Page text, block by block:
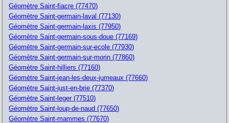
Géomètre Saint-fiacre (77470)
Géomètre Saint-germain-laval (77130)
Géomètre Saint-germain-laxis (77950)
Géomètre Saint-germain-sous-doue (77169)
Géomètre Saint-germain-sur-ecole (77930)
Géomètre Saint-germain-sur-morin (77860)
Géomètre Saint-hilliers (77160)
Géomètre Saint-jean-les-deux-jumeaux (77660)
Géomètre Saint-just-en-brie (77370)
Géomètre Saint-leger (77510)
Géomètre Saint-loup-de-naud (77650)
Géomètre Saint-mammes (77670)